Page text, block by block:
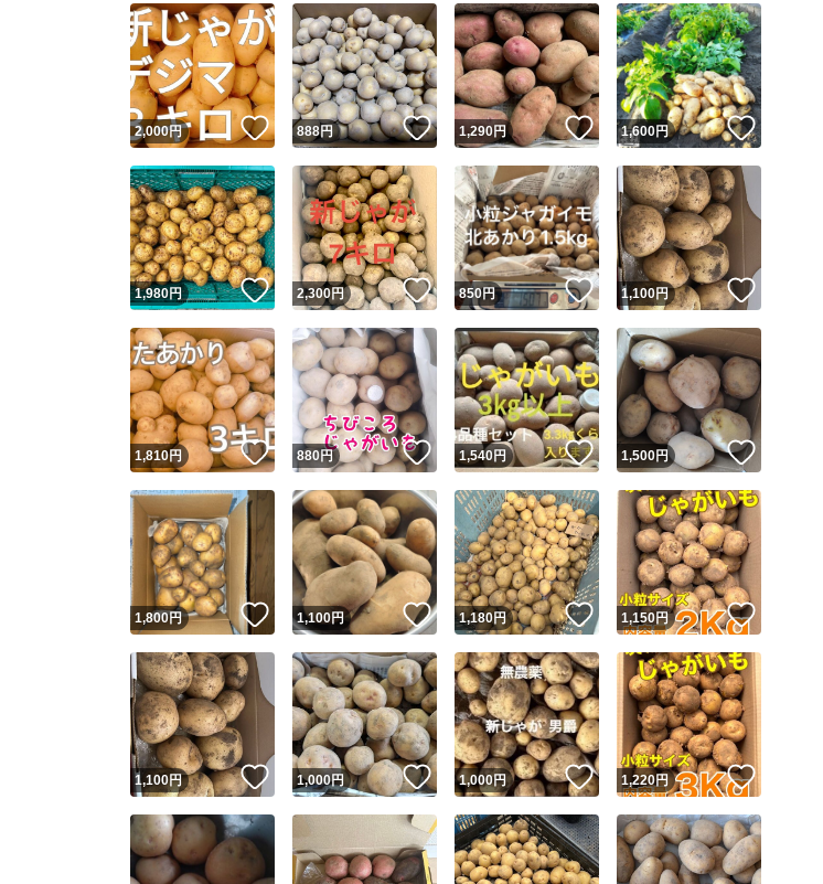
2,000円 いいね！
888円 いいね！
1,290円 いいね！
1,600円 いいね！
1,980円 いいね！
2,300円 いいね！
850円 いいね！
1,100円
1,810円 いいね！
880円 いいね！
1,540円 いいね！
1,500円
1,800円 いいね！
1,100円 いいね！
1,180円 いいね！
1,150円
1,100円 いいね！
1,000円 いいね！
1,000円 いいね！
1,220円